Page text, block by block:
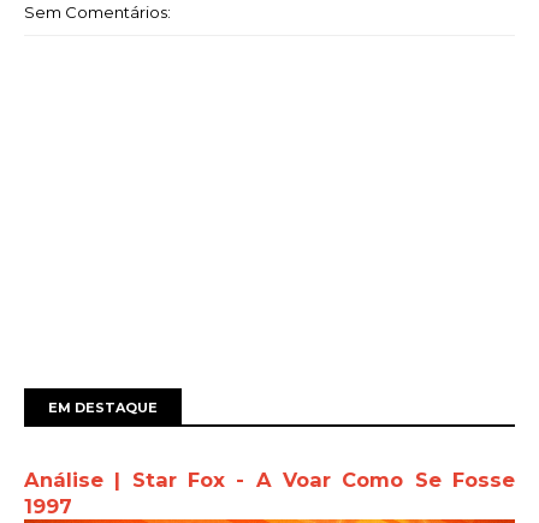
Sem Comentários:
EM DESTAQUE
Análise | Star Fox - A Voar Como Se Fosse
1997